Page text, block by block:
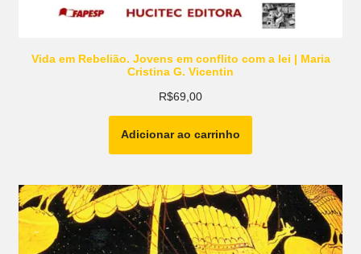
Vida em Rebelião. Jovens em conflito com a lei | Maria
Cristina G. Vicentin
R$69,00
Adicionar ao carrinho